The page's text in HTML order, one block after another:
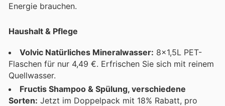
Energie brauchen.
Haushalt & Pflege
Volvic Natürliches Mineralwasser: 8x1,5L PET-
Flaschen für nur 4,49 €. Erfrischen Sie sich mit reinem
Quellwasser.
Fructis Shampoo & Spülung, verschiedene
Sorten: Jetzt im Doppelpack mit 18% Rabatt, pro